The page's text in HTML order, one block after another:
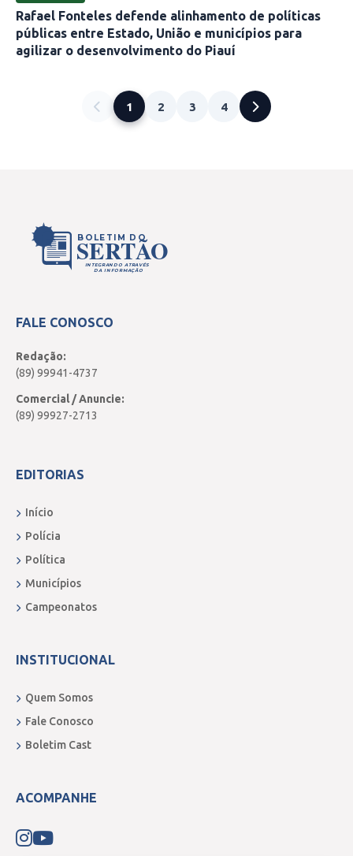
Rafael Fonteles defende alinhamento de políticas
públicas entre Estado, União e municípios para
agilizar o desenvolvimento do Piauí
1 2 3 4
BOLETIM DO
SERTÃO
INTEGRANDO ATRAVÉS
DA INFORMAÇÃO
FALE CONOSCO
Redação:
(89) 99941-4737
Comercial / Anuncie:
(89) 99927-2713
EDITORIAS
Início
Polícia
Política
Municípios
Campeonatos
INSTITUCIONAL
Quem Somos
Fale Conosco
Boletim Cast
ACOMPANHE